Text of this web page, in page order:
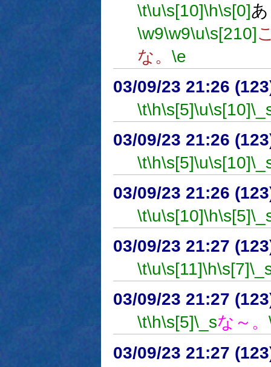
\t\u\s[10]\h\s[0]
\w9\w9\u\s[210]
な。 \e
03/09/23 21:26
\t\h\s[5]\u\s[10]
03/09/23 21:26
\t\h\s[5]\u\s[10]
03/09/23 21:26
\t\u\s[10]\h\s[5]
03/09/23 21:27
\t\u\s[11]\h\s[7]
03/09/23 21:27
\t\h\s[5]\_sな～。
03/09/23 21:27